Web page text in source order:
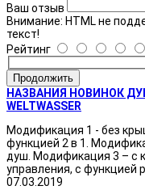
Ваш отзыв
Внимание: HTML не
текст!
Рейтинг
Продолжить
НАЗВАНИЯ НОВИНОК
WELTWASSER
Модификация 1 - без
функцией 2 в 1.
душ. Модификация 3 – с
управления, с функцией
07.03.2019